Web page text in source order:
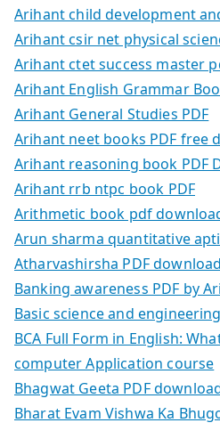
Arihant child development
Arihant csir net physical
Arihant ctet success master
Arihant English Grammar
Arihant General Studies PDF
Arihant neet books PDF free
Arihant reasoning book PDF
Arihant rrb ntpc book PDF
Arithmetic book pdf
Arun sharma quantitative
Atharvashirsha PDF download
Banking awareness PDF by
Basic science and
BCA Full Form in English:
computer Application course
Bhagwat Geeta PDF
Bharat Evam Vishwa Ka